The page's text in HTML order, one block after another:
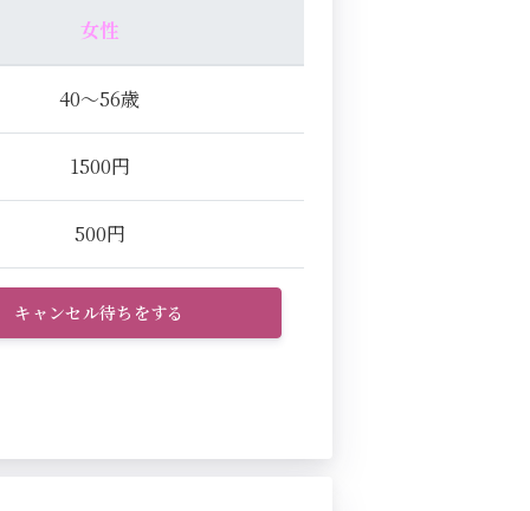
女性
40～56歳
1500円
500円
キャンセル待ちをする